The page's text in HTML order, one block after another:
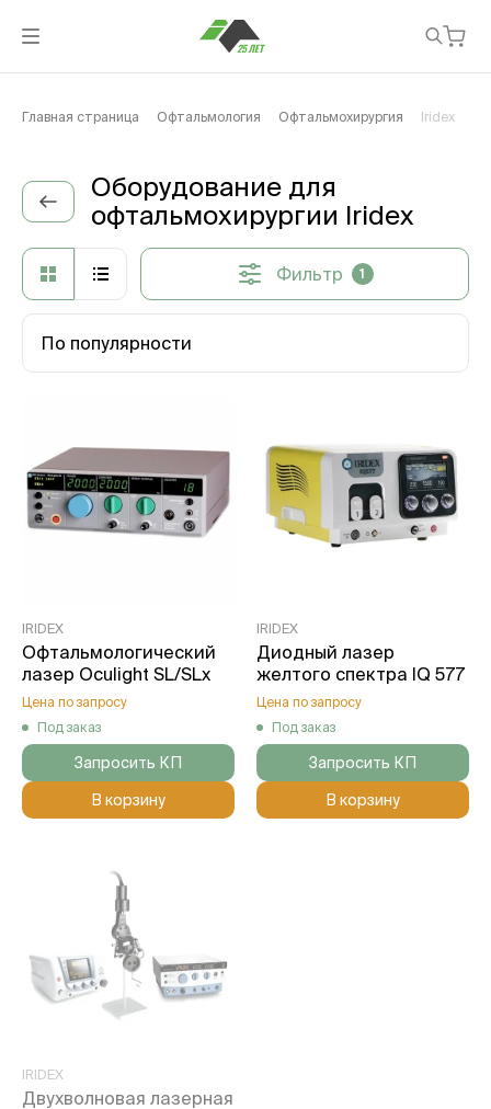
Главная страница Офтальмология Офтальмохирургия Iridex
Оборудование для
офтальмохирургии Iridex
Фильтр 1
По популярности
IRIDEX
Офтальмологический
лазер Oculight SL/SLx
Цена по запросу
Под заказ
Запросить КП
В корзину
IRIDEX
Диодный лазер
желтого спектра IQ 577
Цена по запросу
Под заказ
Запросить КП
В корзину
IRIDEX
Двухволновая лазерная